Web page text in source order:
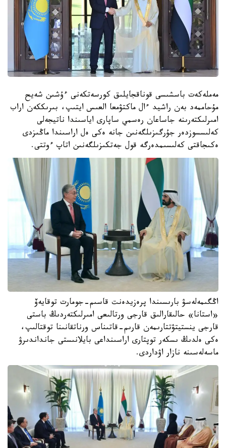
مەملەكەت باسشىسى قوناقجايلىق كورسەتكەنى ءۇشىن شەيح
مۇحاممەد بەن راشيد ءال ماكتۋمعا العىس ايتىپ، بىرىككەن اراب
امىرلىكتەرىنە جاساعان رەسمي ساپارى اياسىندا ناتيجەلى
كەلىسسوزدەر جۇرگىزىلگەنىن جانە ەكى ەل اراسىندا ماڭىزدى
ەكىجاقتى كەلىسىمدەرگە قول جەتكىزىلگەنىن اتاپ ءوتتى.
اڭگىمەلەسۋ بارىسىندا پرەزيدەنت قاسىم-جومارت توقايەۆ
«استانا» حالىقارالىق قارجى ورتالىعى امىرلىكتەردىڭ باستى
قارجى ينستيتۋتتارىمەن قارىم-قاتىناس ورناتقانىنا توقتالىپ،
ەكى ەلدىڭ ىسكەر توپتارى اراسىنداعى بايلانىستى جانداندىرۋ
ماسەلەسىنە نازار اۋداردى.